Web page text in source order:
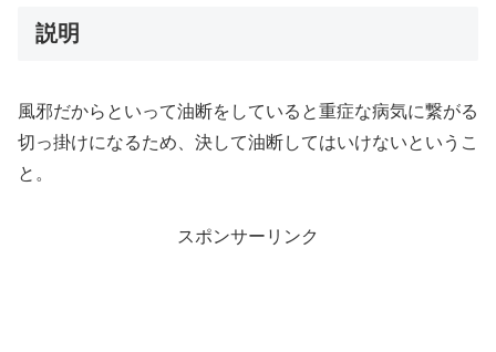
説明
風邪だからといって油断をしていると重症な病気に繋がる
切っ掛けになるため、決して油断してはいけないというこ
と。
スポンサーリンク